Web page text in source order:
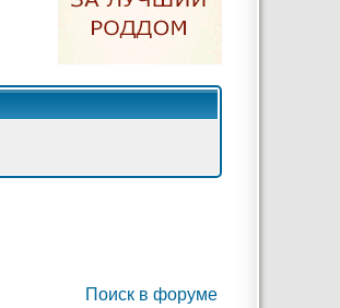
Поиск в форуме